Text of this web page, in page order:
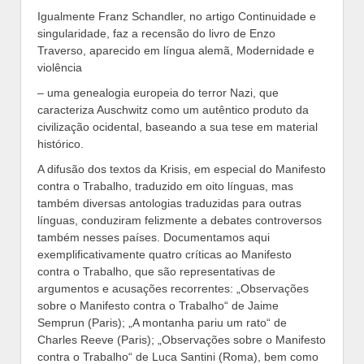
Igualmente Franz Schandler, no artigo Continuidade e
singularidade, faz a recensão do livro de Enzo
Traverso, aparecido em língua alemã, Modernidade e
violência
– uma genealogia europeia do terror Nazi, que
caracteriza Auschwitz como um autêntico produto da
civilização ocidental, baseando a sua tese em material
histórico.
A difusão dos textos da Krisis, em especial do Manifesto
contra o Trabalho, traduzido em oito línguas, mas
também diversas antologias traduzidas para outras
línguas, conduziram felizmente a debates controversos
também nesses países. Documentamos aqui
exemplificativamente quatro críticas ao Manifesto
contra o Trabalho, que são representativas de
argumentos e acusações recorrentes: „Observações
sobre o Manifesto contra o Trabalho“ de Jaime
Semprun (Paris); „A montanha pariu um rato“ de
Charles Reeve (Paris); „Observações sobre o Manifesto
contra o Trabalho“ de Luca Santini (Roma), bem como